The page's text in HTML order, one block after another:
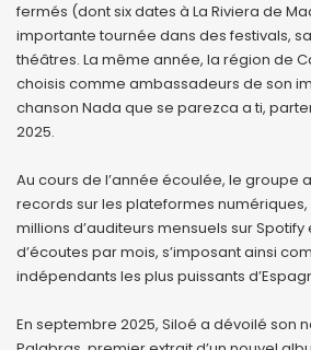
fermés (dont six dates à La Riviera de
importante tournée dans des festivals,
théâtres. La même année, la région de
choisis comme ambassadeurs de son
chanson Nada que se parezca a ti,
2025.
Au cours de l’année écoulée, le groupe
records sur les plateformes numériques,
millions d’auditeurs mensuels sur Spotify
d’écoutes par mois, s’imposant ainsi
indépendants les plus puissants
En septembre 2025, Siloé a dévoilé son